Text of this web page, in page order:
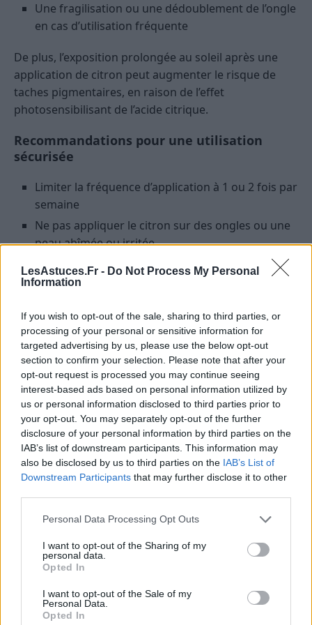
LesAstuces.Fr - Do Not Process My Personal
Information
If you wish to opt-out of the sale, sharing to third parties, or
processing of your personal or sensitive information for
targeted advertising by us, please use the below opt-out
section to confirm your selection. Please note that after your
opt-out request is processed you may continue seeing
interest-based ads based on personal information utilized by
us or personal information disclosed to third parties prior to
your opt-out. You may separately opt-out of the further
disclosure of your personal information by third parties on the
IAB’s list of downstream participants. This information may
also be disclosed by us to third parties on the IAB’s List of
Downstream Participants that may further disclose it to other
Personal Data Processing Opt Outs
I want to opt-out of the Sharing of my
personal data.
Opted In
I want to opt-out of the Sale of my
Personal Data.
Opted In
Une fragilisation ou une dédoublement de l’ongle
en cas d’utilisation fréquente
De plus, l’exposition prolongée au soleil après une
application de citron peut augmenter le risque de
taches pigmentaires, en raison de l’effet
photosensibilisant de l’acide citrique.
Recommandations pour une utilisation
sécurisée
Limiter la fréquence d’application à 1 ou 2 fois par
semaine
Ne pas appliquer le citron sur des ongles ou une
peau abîmée ou irritée
Rincer abondamment et hydrater les ongles
après traitement
suivant l’application
En cas de doute ou de réaction négative, il est
conseillé de consulter un dermatologue ou un
spécialiste des ongles.
Les alternatives naturelles pour
éclaircir et renforcer les ongles
Les solutions à privilégier
Utiliser des produits enrichis en vitamine E ou en
kératine pour renforcer la structure des ongles
Appliquer régulièrement une huile nourrissante
ou un soin fortifiant
Adopter une
biotine, zinc et fer pour favoriser la santé des
ongles